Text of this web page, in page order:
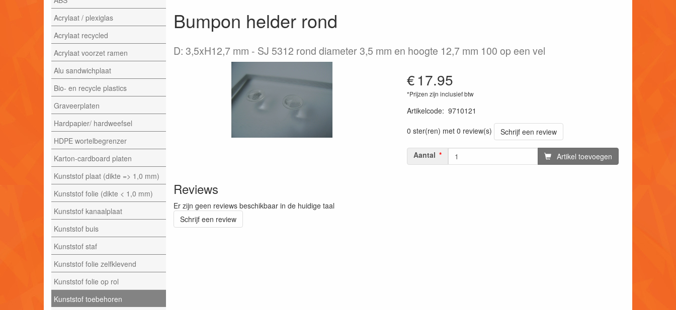
Acrylaat / plexiglas
Acrylaat recycled
Acrylaat voorzet ramen
Alu sandwichplaat
Bio- en recycle plastics
Graveerplaten
Hardpapier/ hardweefsel
HDPE wortelbegrenzer
Karton-cardboard platen
Kunststof plaat (dikte => 1,0 mm)
Kunststof folie (dikte < 1,0 mm)
Kunststof kanaalplaat
Kunststof buis
Kunststof staf
Kunststof folie zelfklevend
Kunststof folie op rol
Kunststof toebehoren
Bumpon helder rond
D: 3,5xH12,7 mm SJ 5312 rond diameter 3,5 mm en hoogte 12,7 mm 100 op een vel
€17.95
*Prijzen zijn inclusief btw
Artikelcode: 9710121
0 ster(ren) met 0 review(s)
Schrijf een review
Aantal Artikel toevoegen
Reviews
Er zijn geen reviews beschikbaar in de huidige taal
Schrijf een review